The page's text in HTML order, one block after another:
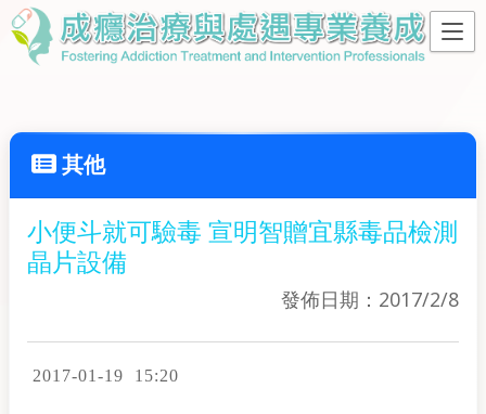
其他
小便斗就可驗毒 宣明智贈宜縣毒品檢測
晶片設備
發佈日期：2017/2/8
2017-01-19 15:20